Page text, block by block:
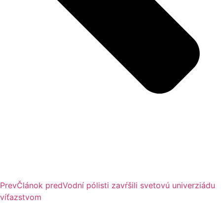
PrevČlánok predVodní pólisti zavŕšili svetovú univerziádu
víťazstvom